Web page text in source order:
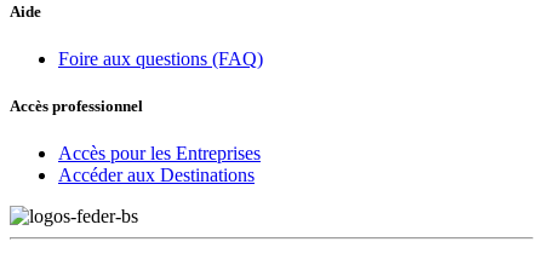
Aide
Foire aux questions (FAQ)
Accès professionnel
Accès pour les Entreprises
Accéder aux Destinations